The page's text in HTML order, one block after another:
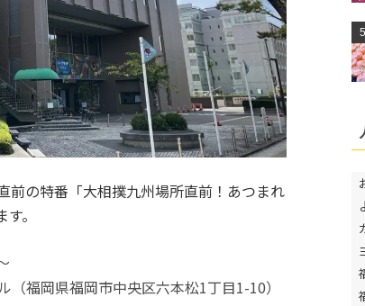
前の特番「大相撲九州場所直前！あつまれ
。
福岡県福岡市中央区六本松1丁目1-10）